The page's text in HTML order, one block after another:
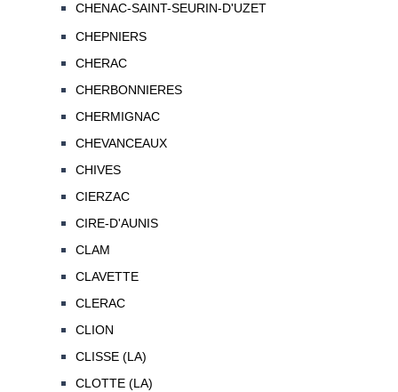
CHENAC-SAINT-SEURIN-D'UZET
CHEPNIERS
CHERAC
CHERBONNIERES
CHERMIGNAC
CHEVANCEAUX
CHIVES
CIERZAC
CIRE-D'AUNIS
CLAM
CLAVETTE
CLERAC
CLION
CLISSE (LA)
CLOTTE (LA)